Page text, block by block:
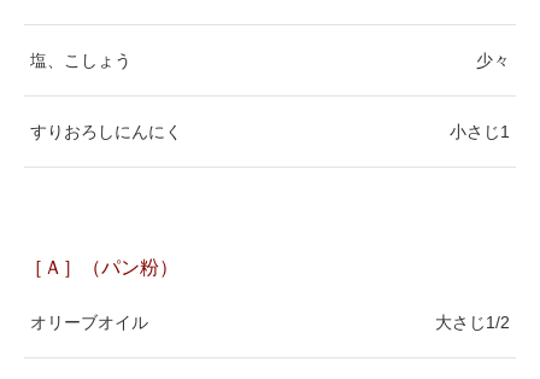
塩、こしょう 少々
すりおろしにんにく 小さじ1
［Ａ］（パン粉）
オリーブオイル 大さじ1/2